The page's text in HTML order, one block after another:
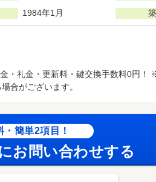
1984年1月
・礼金・更新料・鍵交換手数料0円！
場合がございます。
・簡単2項目！
お問い合わせする